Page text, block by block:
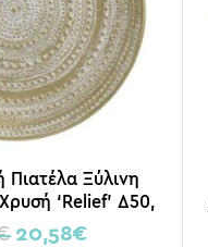
Πιατέλα Ξύλινη
‘Relief’ Δ50,
Inart20,58€